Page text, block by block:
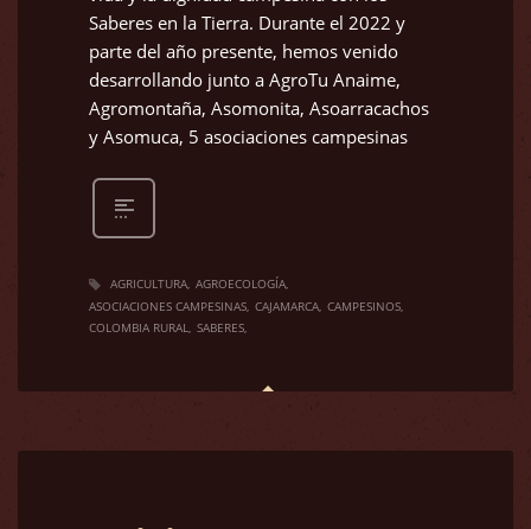
Saberes en la Tierra. Durante el 2022 y
parte del año presente, hemos venido
desarrollando junto a AgroTu Anaime,
Agromontaña, Asomonita, Asoarracachos
y Asomuca, 5 asociaciones campesinas
AGRICULTURA AGROECOLOGÍA
ASOCIACIONES CAMPESINAS CAJAMARCA CAMPESINOS
COLOMBIA RURAL SABERES